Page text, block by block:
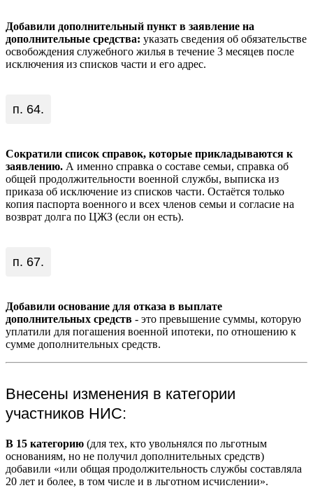
Добавили дополнительный пункт в заявление на
дополнительные средства: указать сведения об обязательстве
освобождения служебного жилья в течение 3 месяцев после
исключения из списков части и его адрес.
п. 64.
Сократили список справок, которые прикладываются к
заявлению. А именно справка о составе семьи, справка об
общей продолжительности военной службы, выписка из
приказа об исключение из списков части. Остаётся только
копия паспорта военного и всех членов семьи и согласие на
возврат долга по ЦЖЗ (если он есть).
п. 67.
Добавили основание для отказа в выплате
дополнительных средств - это превышение суммы, которую
уплатили для погашения военной ипотеки, по отношению к
сумме дополнительных средств.
Внесены изменения в категории
участников НИС:
В 15 категорию (для тех, кто увольнялся по льготным
основаниям, но не получил дополнительных средств)
добавили «или общая продолжительность службы составляла
20 лет и более, в том числе и в льготном исчислении».